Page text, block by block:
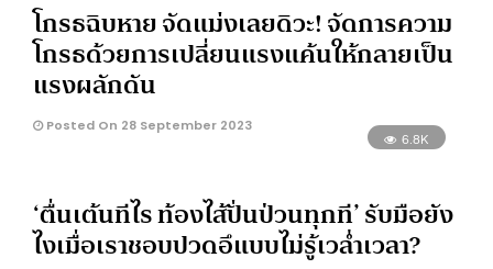
โกรธฉิบหาย จัดแม่งเลยดิวะ! จัดการความ
โกรธด้วยการเปลี่ยนแรงแค้นให้กลายเป็น
แรงผลักดัน
Posted On 28 September 2023
6.8K
‘ตื่นเต้นทีไร ท้องไส้ปั่นป่วนทุกที’ รับมือยัง
ไงเมื่อเราชอบปวดอึแบบไม่รู้เวล่ำเวลา?